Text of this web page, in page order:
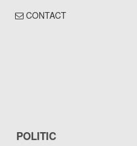
CONTACT
POLITIC